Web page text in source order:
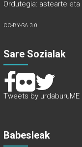
Ordutegia: astearte
CC-BY-SA 3.0
Sare Sozialak
Tweets by urdaburuME
Babesleak